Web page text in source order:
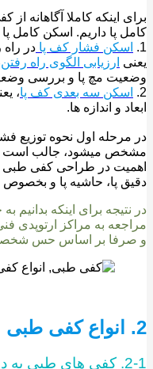
اینکه کاملا آگاهانه از کفی
پا داریم. اسکن کامل پا
فشار کف پا
ارزیابی الگوی راه رفتن ،
مچ پا و بررسی وضعیت
سه بعدی کف پا، یعنی
و اندازه ها.
اول نحوه توزیع فشار
در طراحی کفی طبی مناسب
پا، حاشیه پا و بخصوص
برای اینکه بدانیم به چه
به مراکز ارتوپدی فنی
بر اساس حس شخصی نباید